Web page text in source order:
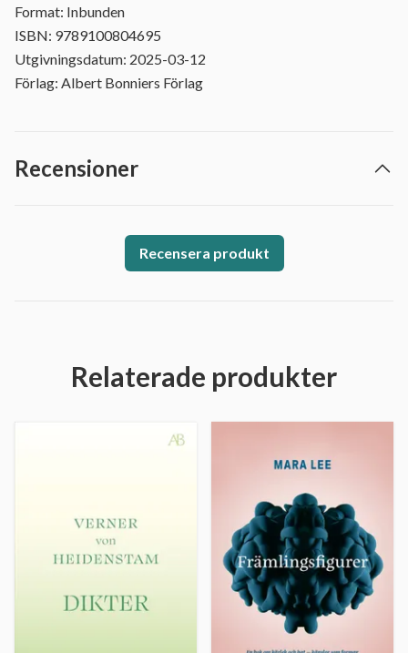
Format: Inbunden
ISBN: 9789100804695
Utgivningsdatum: 2025-03-12
Förlag: Albert Bonniers Förlag
Recensioner
Recensera produkt
Relaterade produkter